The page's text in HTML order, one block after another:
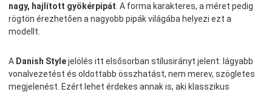
nagy, hajlított gyökérpipát . A forma karakteres, a méret pedig
rögtön érezhetően a nagyobb pipák világába helyezi ezt a
modellt.
A Danish Stylejelölés itt elsősorban stílusirányt jelent: lágyabb
vonalvezetést és oldottabb összhatást, nem merev, szögletes
megjelenést. Ezért lehet érdekes annak is, aki klasszikus